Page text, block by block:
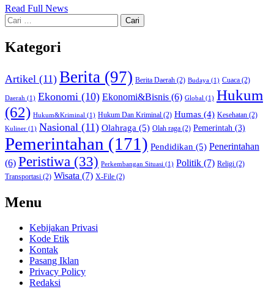
Read Full News
Cari
untuk:
Kategori
Artikel (11) Berita (97) Berita Daerah (2) Budaya (1) Cuaca (2)
Daerah (1) Ekonomi (10) Ekonomi&Bisnis (6) Global (1) Hukum
(62) Hukum&Kriminal (1) Hukum Dan Kriminal (2) Humas (4) Kesehatan (2)
Kuliner (1) Nasional (11) Olahraga (5) Olah raga (2) Pemerintah (3)
Pemerintahan (171) Pendidikan (5) Penerintahan
(6) Peristiwa (33) Perkembangan Situasi (1) Politik (7) Religi (2)
Transportasi (2) Wisata (7) X-File (2)
Menu
Kebijakan Privasi
Kode Etik
Kontak
Pasang Iklan
Privacy Policy
Redaksi